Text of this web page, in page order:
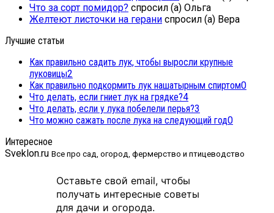
Что за сорт помидор? спросил (а) Ольга
Желтеют листочки на герани спросил (а) Вера
Лучшие статьи
Как правильно садить лук, чтобы выросли крупные
луковицы2
Как правильно подкормить лук нашатырным спиртом0
Что делать, если гниет лук на грядке?4
Что делать, если у лука побелели перья?3
Что можно сажать после лука на следующий год0
Интересное
Sveklon.ru Все про сад, огород, фермерство и птицеводство
Оставьте свой email, чтобы
получать интересные советы
для дачи и огорода.